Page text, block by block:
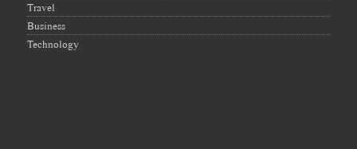
Travel
Business
Technology